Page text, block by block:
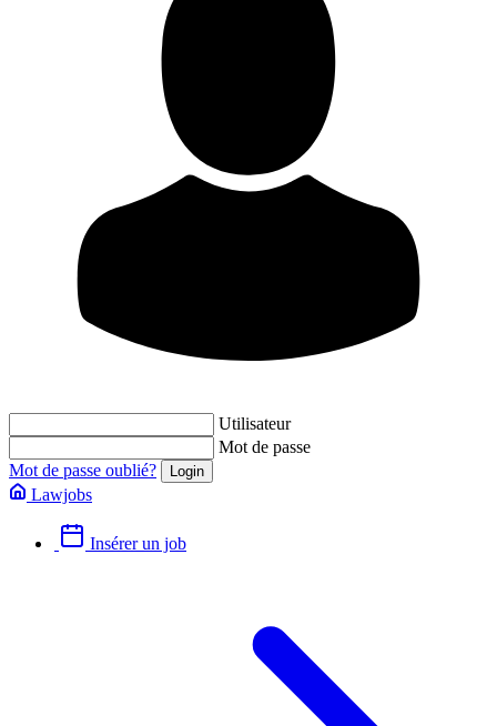
Utilisateur
Mot de passe
Mot de passe oublié?
Lawjobs
Insérer un job